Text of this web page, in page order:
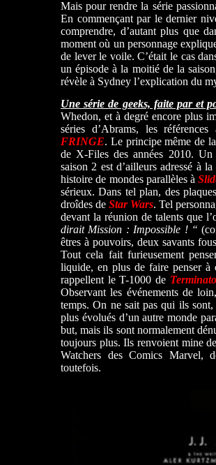
Mais pour rendre la série
En commençant par le dernier
comprendre, d’autant plus que
moment où un personnage
de lever le voile. C’était le cas
un épisode à la moitié de la
révèle à Sydney l’explication du
Une série de geeks, faite par et
Whedon, et à degré encore plus
séries d’Abrams, les
FRINGE. Le principe même de
de X-Files des années 2010.
saison 2 est d’ailleurs adressé à
histoire de mondes parallèles à
sérieux. Dans tel plan, des
droîdes deStar Wars. Tel
devant la réunion de talents que
dirait Mission : Impossible ! “
êtres à pouvoirs, deux savants
Tout cela fait furieusement
liquide, en plus de faire penser à
rappellent le T-1000 de
Observant les événements de
temps. On ne sait pas qui ils
plus évolués d’un autre monde
but, mais ils sont normalement
toujours plus. Ils renvoient mine
Watchers des Comics Marvel,
toutefois.